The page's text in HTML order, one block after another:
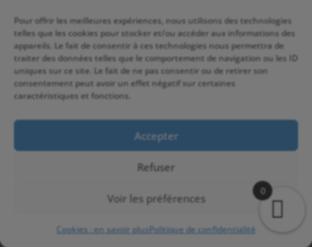
Pour offrir les meilleures expériences, nous utilisons des technologies
telles que les cookies pour stocker et/ou accéder aux informations des
appareils. Le fait de consentir à ces technologies nous permettra de
traiter des données telles que le comportement de navigation ou les ID
uniques sur ce site. Le fait de ne pas consentir ou de retirer son
consentement peut avoir un effet négatif sur certaines
caractéristiques et fonctions.
Accepter
Refuser
Voir les préférences
Cookies : en savoir plusPolitique de confidentialité
Seuls les clients connectés ayant acheté ce
produit ont la possibilité de laisser un avis.
Copyright © 2026 TOP-PHYSIQUE | FUTURELAB-
SHOP
0